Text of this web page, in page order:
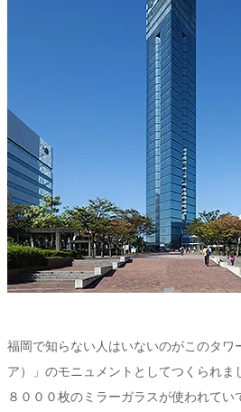
福岡で知らない人はいないのがこのタ
ア）」のモニュメントとしてつくられま
８０００枚のミラーガラスが使われて